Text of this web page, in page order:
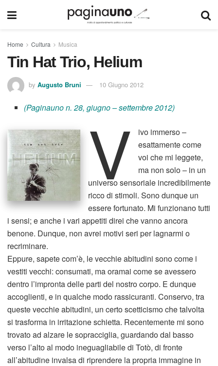
Home Cultura Musica
Tin Hat Trio, Helium
by Augusto Bruni 10 Giugno 2012
(Paginauno n. 28, giugno – settembre 2012)
V
ivo immerso –
esattamente come
voi che mi leggete,
ma non solo – in un
universo sensoriale incredibilmente
ricco di stimoli. Sono dunque un
essere fortunato. Mi funzionano tutti
i sensi; e anche i vari appetiti direi che vanno ancora
benone. Dunque, non avrei motivi seri per lagnarmi o
recriminare.
Eppure, sapete com’è, le vecchie abitudini sono come i
vestiti vecchi: consumati, ma oramai come se avessero
dentro l’impronta delle parti del nostro corpo. E dunque
accoglienti, e in qualche modo rassicuranti. Conservo, tra
queste vecchie abitudini, un certo scetticismo che talvolta
si trasforma in irritazione schietta. Recentemente mi sono
trovato ad alzare le sopracciglia, guardando dal basso
verso l’alto al modo ineguagliabile di Totò, di fronte
all’abitudine invalsa di riprendere la propria immagine in